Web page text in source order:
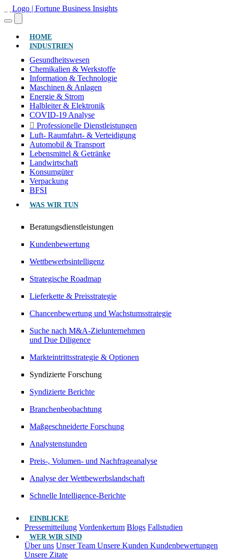
HOME(AKTUELL)
INDUSTRIEN
Gesundheitswesen
Chemikalien & Werkstoffe
Information & Technologie
Maschinen & Anlagen
Energie & Strom
Halbleiter & Elektronik
COVID-19 Analyse
Professionelle Dienstleistungen
Luft- Raumfahrt- & Verteidigung
Automobil & Transport
Lebensmittel & Getränke
Landwirtschaft
Konsumgüter
Verpackung
BFSI
WAS WIR TUN
Beratungsdienstleistungen
Kundenbewertung
Wettbewerbsintelligenz
Strategische Roadmap
Lieferkette & Preisstrategie
Chancenbewertung und Wachstumsstrategie
Suche nach M&A-Zielunternehmen
und Due Diligence
Markteintrittsstrategie & Optionen
Syndizierte Forschung
Syndizierte Berichte
Branchenbeobachtung
Maßgeschneiderte Forschung
Analystenstunden
Preis-, Volumen- und Nachfrageanalyse
Analyse der Wettbewerbslandschaft
Schnelle Intelligence-Berichte
EINBLICKE
Pressemitteilung Vordenkertum Blogs Fallstudien
WER WIR SIND
Über uns Unser Team Unsere Kunden Kundenbewertungen
Unsere Zitate